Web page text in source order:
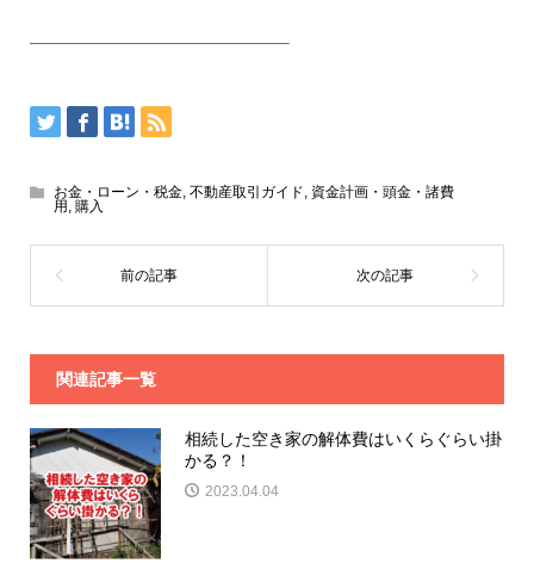
———————————————–
お金・ローン・税金, 不動産取引ガイド 資金計画・頭金・諸費
用 購入
関連記事一覧
相続した空き家の解体費はいくらぐらい掛
かる？！
2023.04.04